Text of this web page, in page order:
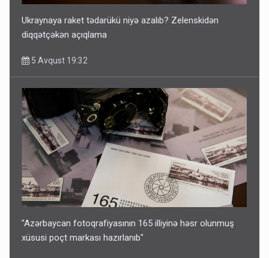
Ukraynaya raket tədarükü niyə azalıb? Zelenskidən
diqqətçəkən açıqlama
5 Avqust 19:32
"Azərbaycan fotoqrafiyasının 165 illiyinə həsr olunmuş
xüsusi poçt markası hazırlanıb"